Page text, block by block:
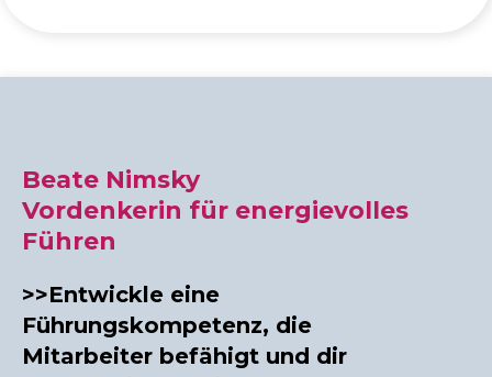
Beate Nimsky
Vordenkerin für energievolles
Führen
>>Entwickle eine
Führungskompetenz, die
Mitarbeiter befähigt und dir